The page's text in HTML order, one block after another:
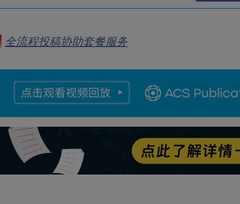
全流程投稿协助套餐服务